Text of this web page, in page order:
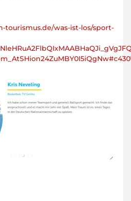
tourismus.de/was-ist-los/sport-